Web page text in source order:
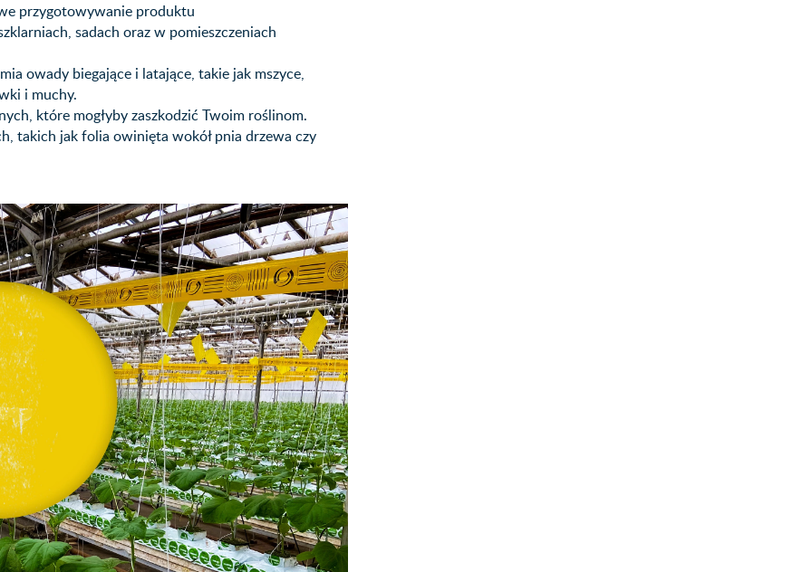
przygotowywanie produktu
sadach oraz w pomieszczeniach
owady biegające i latające, takie jak mszyce,
i muchy.
które mogłyby zaszkodzić Twoim roślinom.
takich jak folia owinięta wokół pnia drzewa czy